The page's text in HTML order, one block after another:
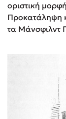
οριστική
Προκατάληψη
τα Μάνσφιλντ